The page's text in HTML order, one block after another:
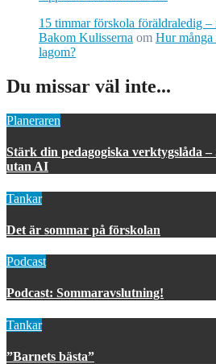
15 timmar förskola föräldraledig
Bakom Kulisserna om Hur
lagom?
Du missar väl inte...
Planeraren
Stärk din pedagogiska verktygslåda
utan AI
Tankar
Det är sommar på förskolan
Podcast
Podcast: Sommaravslutning!
Tankar
”Barnets bästa”